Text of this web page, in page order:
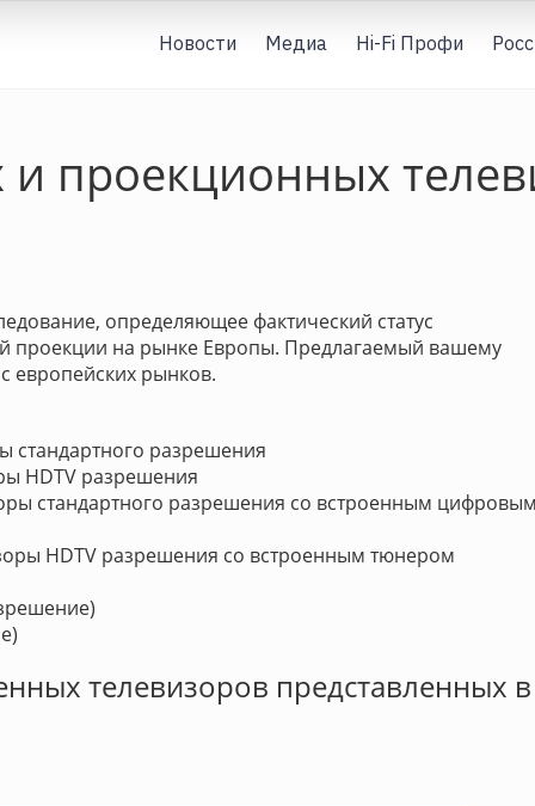
Новости Медиа Hi-Fi Профи
проекционных
определяющее фактический статус
проекции на рынке Европы. Предлагаемый вашему
европейских рынков.
стандартного разрешения
HDTV разрешения
стандартного разрешения со встроенным
HDTV разрешения со встроенным тюнером
телевизоров представленных в